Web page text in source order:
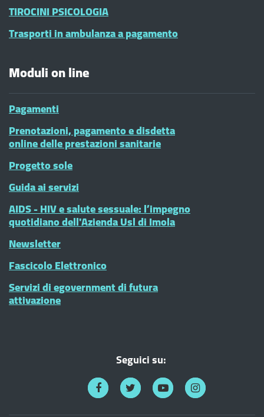
TIROCINI PSICOLOGIA
Trasporti in ambulanza a pagamento
Moduli on line
Pagamenti
Prenotazioni, pagamento e disdetta
online delle prestazioni sanitarie
Progetto sole
Guida ai servizi
AIDS - HIV e salute sessuale: l’impegno
quotidiano dell'Azienda Usl di Imola
Newsletter
Fascicolo Elettronico
Servizi di egovernment di futura
attivazione
Seguici su: